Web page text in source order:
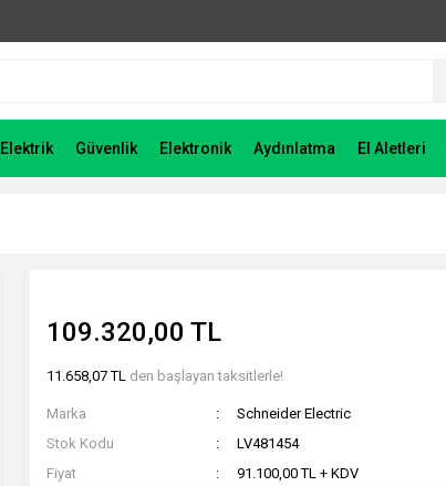
Elektrik Güvenlik Elektronik Aydınlatma El Aletleri
109.320,00 TL
11.658,07 TL den başlayan taksitlerle!
Marka
Schneider Electric
Stok Kodu
LV481454
Fiyat
91.100,00 TL + KDV